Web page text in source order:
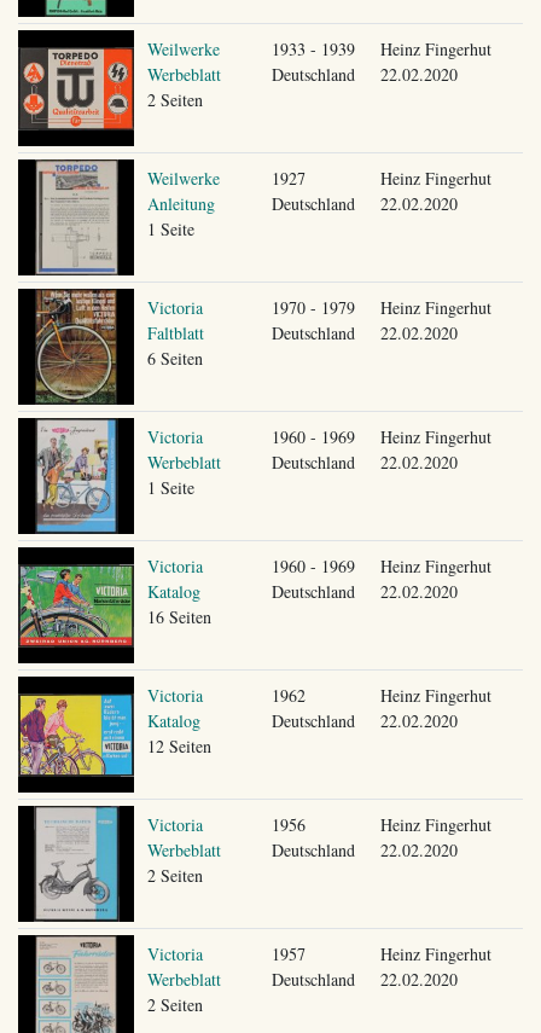
Weilwerke
Werbeblatt
2 Seiten
1933 - 1939
Deutschland
Heinz Fingerhut
22.02.2020
Weilwerke
Anleitung
1 Seite
1927
Deutschland
Heinz Fingerhut
22.02.2020
Victoria
Faltblatt
6 Seiten
1970 - 1979
Deutschland
Heinz Fingerhut
22.02.2020
Victoria
Werbeblatt
1 Seite
1960 - 1969
Deutschland
Heinz Fingerhut
22.02.2020
Victoria
Katalog
16 Seiten
1960 - 1969
Deutschland
Heinz Fingerhut
22.02.2020
Victoria
Katalog
12 Seiten
1962
Deutschland
Heinz Fingerhut
22.02.2020
Victoria
Werbeblatt
2 Seiten
1956
Deutschland
Heinz Fingerhut
22.02.2020
Victoria
Werbeblatt
2 Seiten
1957
Deutschland
Heinz Fingerhut
22.02.2020